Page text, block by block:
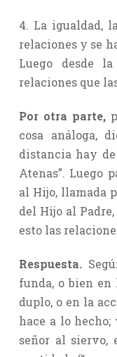
4. La igualdad,
relaciones y se
Luego desde
relaciones que
Por otra parte,
cosa análoga,
distancia hay de
Atenas”. Luego
al Hijo, llamada
del Hijo al
esto las
Respuesta.
funda, o bien
duplo, o en la
hace a lo
señor al siervo,